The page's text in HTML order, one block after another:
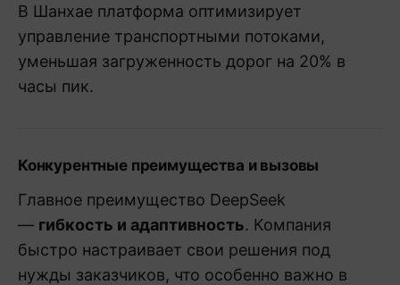
В Шанхае платформа оптимизирует
управление транспортными потоками,
уменьшая загруженность дорог на 20% в
часы пик.
Конкурентные преимущества и вызовы
Главное преимущество DeepSeek
— гибкость и адаптивность. Компания
быстро настраивает свои решения под
нужды заказчиков, что особенно важно в